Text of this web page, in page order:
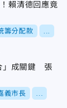
賴清德回應竟
籌分配款
」成關鍵 張
義市長